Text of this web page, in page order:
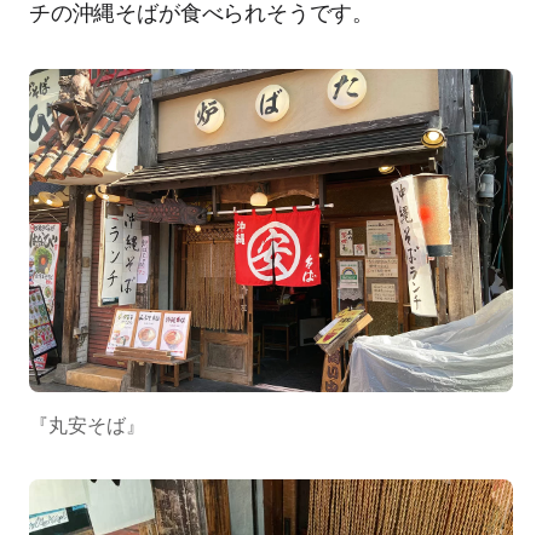
チの沖縄そばが食べられそうです。
『丸安そば』